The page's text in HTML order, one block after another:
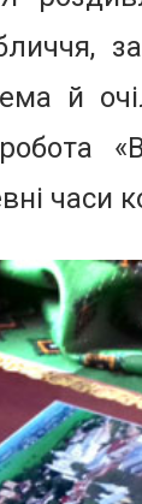
й
часи